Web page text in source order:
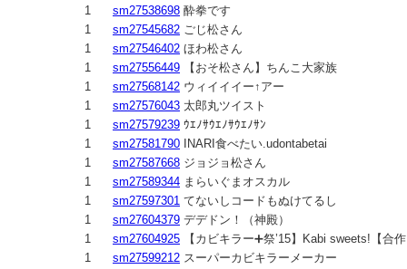
1
sm27538698 酔拳です
1
sm27545682 ごじ松さん
1
sm27546402 ほわ松さん
1
sm27556449
【おそ松さん】ちんこ大家族
1
sm27568142 ウィイイイー↑アー
1
sm27576043 太郎丸ツイスト
1
sm27579239 ｳｴﾉｻｳｴﾉｻｳｴﾉｻﾝ
1
sm27581790
INARI食べたい.udontabetai
1
sm27587668 ジョジョ松さん
1
sm27589344 まらいぐまオスカル
1
sm27597301 てないしコードもぬけてるし
1
sm27604379 デデドン！（神殿）
1
sm27604925
【カビキラー➕祭’15】Kabi sweets!【合
1
sm27599212 スーパーカビキラーメーカー